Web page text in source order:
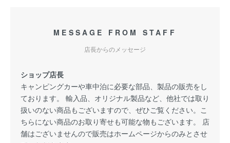
MESSAGE FROM STAFF
店長からのメッセージ
ショップ店長
キャンピングカーや車中泊に必要な部品、製品の販売をし
ております。 輸入品、オリジナル製品など、他社では取り
扱いのない商品もございますので、ぜひご覧ください。こ
ちらにない商品のお取り寄せも可能な物もございます。 店
舗はございませんので販売はホームページからのみとさせ